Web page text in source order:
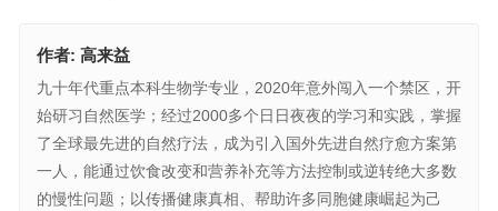
作者: 高来益
九十年代重点本科生物学专业，2020年意外闯入一个禁区，开
始研习自然医学；经过2000多个日日夜夜的学习和实践，掌握
了全球最先进的自然疗法，成为引入国外先进自然疗愈方案第
一人，能通过饮食改变和营养补充等方法控制或逆转绝大多数
的慢性问题；以传播健康真相、帮助许多同胞健康崛起为己